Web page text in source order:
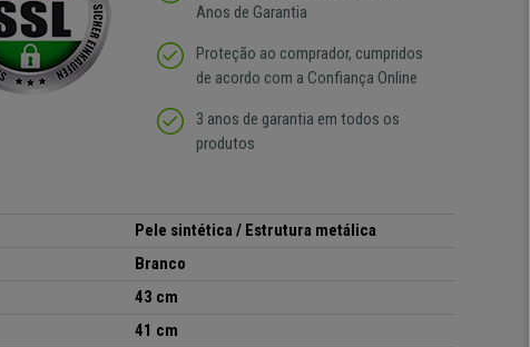
Anos de Garantia
Proteção ao comprador, cumpridos
de acordo com a Confiança Online
3 anos de garantia em todos os
produtos
Pele sintética / Estrutura metálica
Branco
43 cm
41 cm